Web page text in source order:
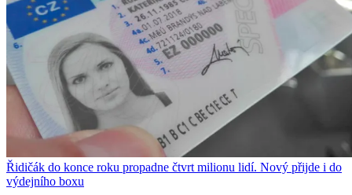
Řidičák do konce roku propadne čtvrt milionu lidí. Nový přijde i do
výdejního boxu